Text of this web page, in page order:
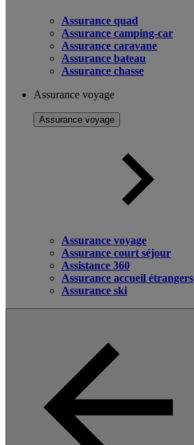
Assurance quad
Assurance camping-car
Assurance caravane
Assurance bateau
Assurance chasse
Assurance voyage
Assurance voyage
Assurance voyage
Assurance court séjour
Assistance 360
Assurance accueil étrangers
Assurance ski